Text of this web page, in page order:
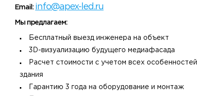
Email: info@apex-led.ru
Мы предлагаем:
Бесплатный выезд инженера на объект
3D-визуализацию будущего медиафасада
Расчет стоимости с учетом всех особенностей
здания
Гарантию 3 года на оборудование и монтаж